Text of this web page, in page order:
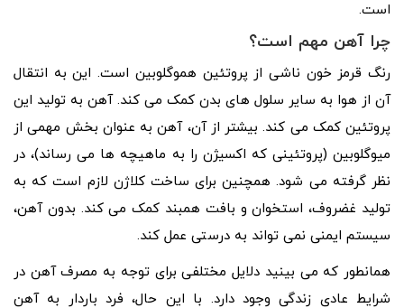
است.
چرا آهن مهم است؟
رنگ قرمز خون ناشی از پروتئین هموگلوبین است. این به انتقال
آن از هوا به سایر سلول های بدن کمک می کند. آهن به تولید این
پروتئین کمک می کند. بیشتر از آن، آهن به عنوان بخش مهمی از
میوگلوبین (پروتئینی که اکسیژن را به ماهیچه ها می رساند)، در
نظر گرفته می شود. همچنین برای ساخت کلاژن لازم است که به
تولید غضروف، استخوان و بافت همبند کمک می کند. بدون آهن،
سیستم ایمنی نمی تواند به درستی عمل کند.
همانطور که می بینید دلایل مختلفی برای توجه به مصرف آهن در
شرایط عادی زندگی وجود دارد. با این حال، فرد باردار به آهن